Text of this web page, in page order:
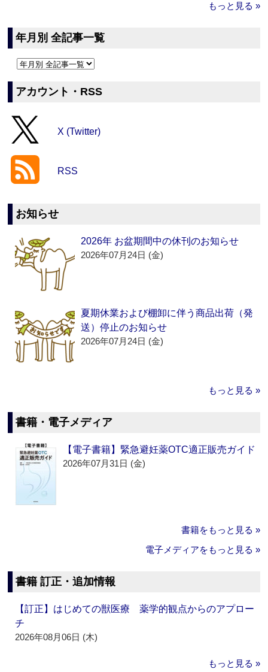
もっと見る »
年月別 全記事一覧
アカウント・RSS
X (Twitter)
RSS
お知らせ
2026年 お盆期間中の休刊のお知らせ
2026年07月24日 (金)
夏期休業および棚卸に伴う商品出荷（発
送）停止のお知らせ
2026年07月24日 (金)
もっと見る »
書籍・電子メディア
【電子書籍】緊急避妊薬OTC適正販売ガイド
2026年07月31日 (金)
書籍をもっと見る »
電子メディアをもっと見る »
書籍 訂正・追加情報
【訂正】はじめての獣医療 薬学的観点からのアプロー
チ
2026年08月06日 (木)
もっと見る »